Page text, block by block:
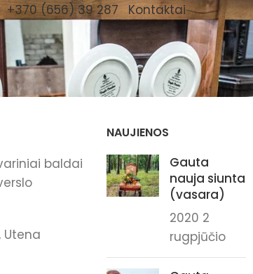
+370 (656) 39 287 Kontaktai
baldai
Utena
NAUJIENOS
Gauta
nauja siunta
(vasara)
2020 2
rugpjūčio